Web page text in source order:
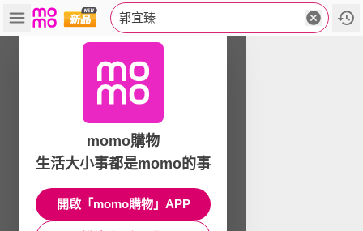
郭宜臻
momo購物
生活大小事都是momo的事
開啟「momo購物」APP